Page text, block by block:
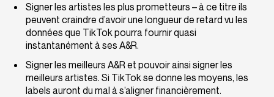
Signer les artistes les plus prometteurs – à ce titre ils
peuvent craindre d’avoir une longueur de retard vu les
données que TikTok pourra fournir quasi
instantanément à ses A&R.
Signer les meilleurs A&R et pouvoir ainsi signer les
meilleurs artistes. Si TikTok se donne les moyens, les
labels auront du mal à s’aligner financièrement.